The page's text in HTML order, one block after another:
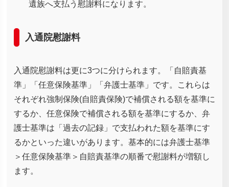
遺族へ支払う慰謝料になります。
入通院慰謝料
入通院慰謝料は更に3つに分けられます。「自賠責基
準」「任意保険基準」「弁護士基準」です。これらは
それぞれ強制保険(自賠責保険)で補償される額を基準に
するか、任意保険で補償される額を基準にするか、弁
護士基準は「過去の記録」で支払われた額を基準にす
るかといった違いがあります。基本的には弁護士基準
＞任意保険基準＞自賠責基準の順番で慰謝料が増額し
ます。